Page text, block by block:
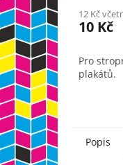
12 Kč
10 Kč
Pro
plakátů.
Popis